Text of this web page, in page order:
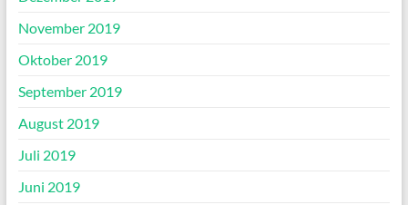
November 2019
Oktober 2019
September 2019
August 2019
Juli 2019
Juni 2019